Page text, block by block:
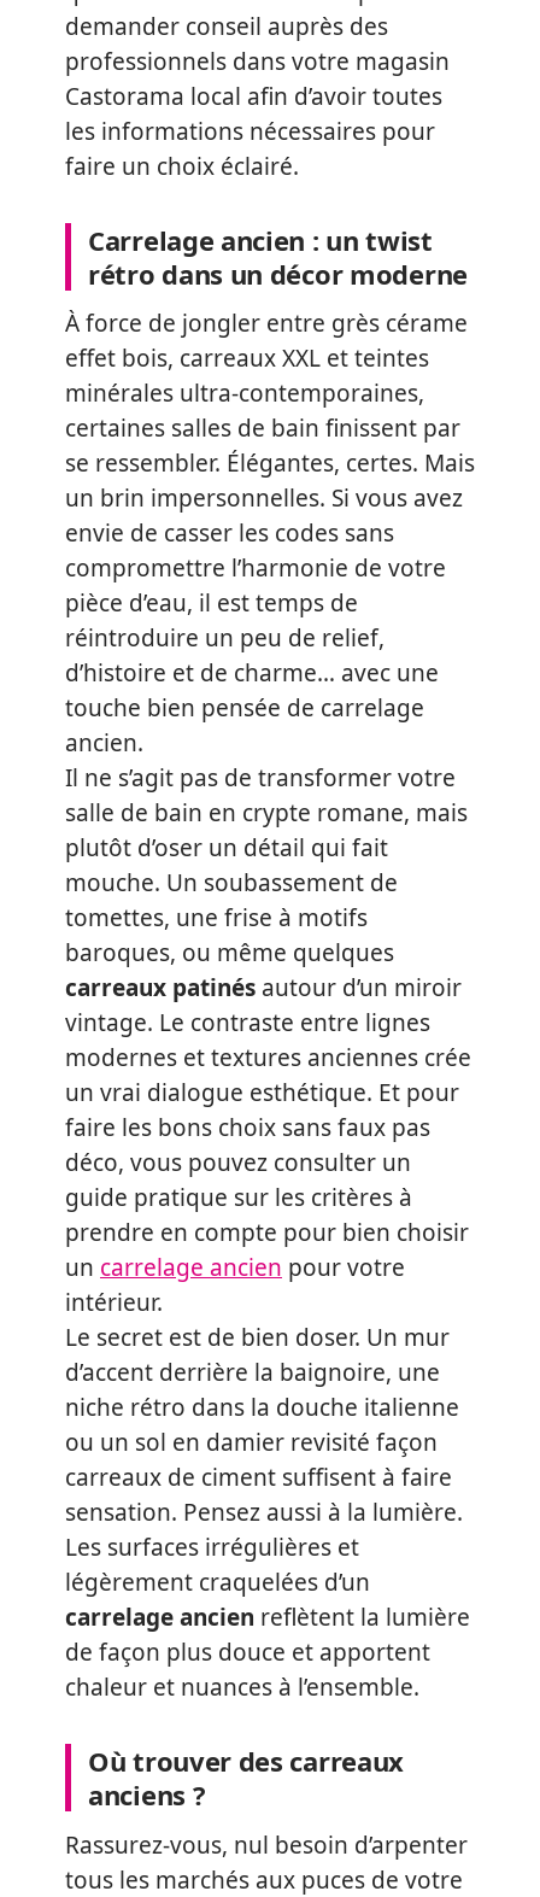
demander conseil auprès des
professionnels dans votre magasin
Castorama local afin d’avoir toutes
les informations nécessaires pour
faire un choix éclairé.
Carrelage ancien : un twist
rétro dans un décor moderne
À force de jongler entre grès cérame
effet bois, carreaux XXL et teintes
minérales ultra-contemporaines,
certaines salles de bain finissent par
se ressembler. Élégantes, certes. Mais
un brin impersonnelles. Si vous avez
envie de casser les codes sans
compromettre l’harmonie de votre
pièce d’eau, il est temps de
réintroduire un peu de relief,
d’histoire et de charme… avec une
touche bien pensée de carrelage
ancien.
Il ne s’agit pas de transformer votre
salle de bain en crypte romane, mais
plutôt d’oser un détail qui fait
mouche. Un soubassement de
tomettes, une frise à motifs
baroques, ou même quelques
carreaux patinés autour d’un miroir
vintage. Le contraste entre lignes
modernes et textures anciennes crée
un vrai dialogue esthétique. Et pour
faire les bons choix sans faux pas
déco, vous pouvez consulter un
guide pratique sur les critères à
prendre en compte pour bien choisir
un carrelage ancien pour votre
intérieur.
Le secret est de bien doser. Un mur
d’accent derrière la baignoire, une
niche rétro dans la douche italienne
ou un sol en damier revisité façon
carreaux de ciment suffisent à faire
sensation. Pensez aussi à la lumière.
Les surfaces irrégulières et
légèrement craquelées d’un
carrelage ancien reflètent la lumière
de façon plus douce et apportent
chaleur et nuances à l’ensemble.
Où trouver des carreaux
anciens ?
Rassurez-vous, nul besoin d’arpenter
tous les marchés aux puces de votre